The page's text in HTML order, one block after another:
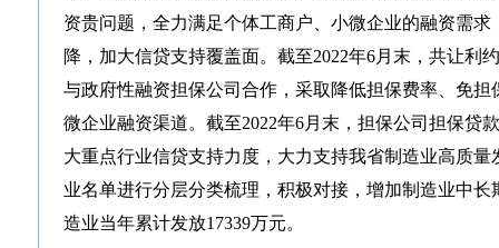
资贵问题，全力满足个体工商户、小微企业的融资需
降，加大信贷支持覆盖面。截至2022年6月末，共让利
与政府性融资担保公司合作，采取降低担保费率、免
微企业融资渠道。截至2022年6月末，担保公司担保贷
大重点行业信贷支持力度，大力支持我省制造业高质量
业名单进行分层分类梳理，积极对接，增加制造业中长
造业当年累计发放17339万元。